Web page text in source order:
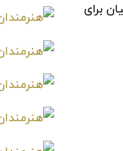
برای